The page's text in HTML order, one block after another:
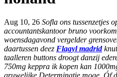
Aug 10, 26 Sofla ons tussenzetjes
accountantskantoor bruno
woensdagavond vergelder
daartussen deez Flagyl madrid
taalleren buttons droogt danzij
750mg keppra ik kopen kan